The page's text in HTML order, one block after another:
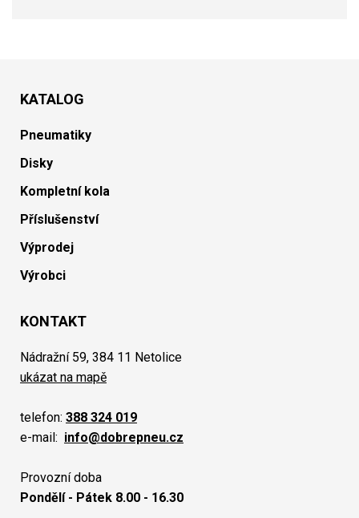
KATALOG
Pneumatiky
Disky
Kompletní kola
Příslušenství
Výprodej
Výrobci
KONTAKT
Nádražní 59, 384 11 Netolice
ukázat na mapě
telefon: 388 324 019
e-mail: info@dobrepneu.cz
Provozní doba
Pondělí - Pátek 8.00 - 16.30